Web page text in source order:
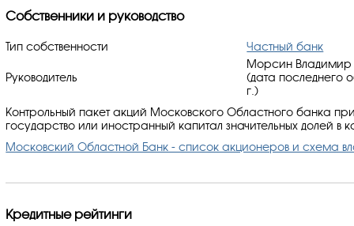
Собственники и руководство
Тип собственности Частный банк
Руководитель
Морсин Владимир
(дата последнего
г.)
Контрольный пакет акций Московского Областного банка
государство или иностранный капитал значительных долей в
Московский Областной Банк - список акционеров и схема
Кредитные рейтинги